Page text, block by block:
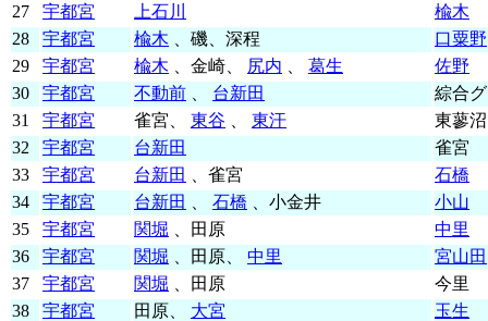
27
宇都宮 上石川
楡木
28
宇都宮 楡木 、磯、深程
口粟野
29
宇都宮 楡木 、金崎、 尻内 葛生
佐野
30
宇都宮 不動前 台新田
綜合
31
宇都宮 雀宮、 東谷 東汗
東蓼沼
32
宇都宮 台新田
雀宮
33
宇都宮 台新田 、雀宮
石橋
34
宇都宮 台新田 石橋 、小金井
小山
35
宇都宮 関堀 、田原
中里
36
宇都宮 関堀 、田原、 中里
宮山田
37
宇都宮 関堀 、田原
今里
38
宇都宮 田原、 大宮
玉生